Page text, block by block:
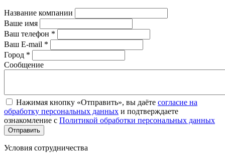
Название компании
Ваше имя
Ваш телефон *
Ваш E-mail *
Город *
Сообщение
Нажимая кнопку «Отправить», вы даёте согласие на
обработку персональных данных и подтверждаете
ознакомление с Политикой обработки персональных данных
Условия сотрудничества